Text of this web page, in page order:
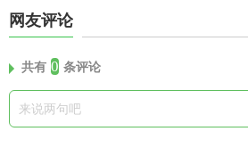
网友评论
共有 0 条评论